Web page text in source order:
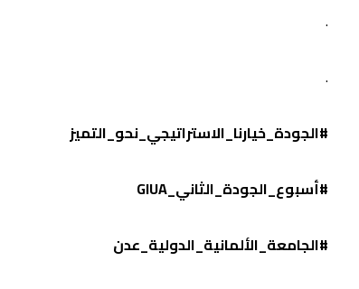
.
.
#الجودة_خيارنا_الاستراتيجي_نحو_التميز
#أسبوع_الجودة_الثاني_GIUA
#الجامعة_الألمانية_الدولية_عدن